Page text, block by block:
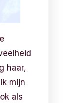
haar,
mijn
als